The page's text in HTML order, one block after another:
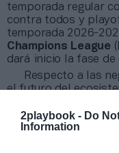
2playbook - Do
Information
temporada regular
contra todos y
temporada 2026-
Champions League
dará inicio la fase de
Respecto a las
el futuro del
del baloncesto
una nueva reunión
días enGinebra